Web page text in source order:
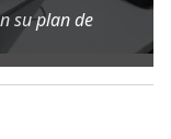
su plan de